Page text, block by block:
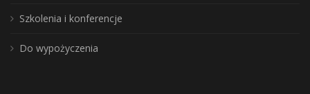
Szkolenia i konferencje
Do wypożyczenia